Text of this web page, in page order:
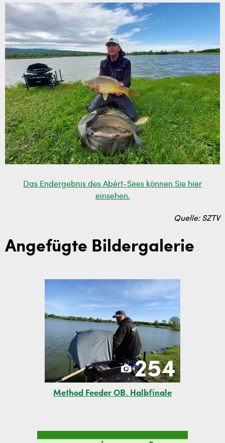
Das Endergebnis des Abért-Sees können Sie hier
einsehen.
Quelle: SZTV
Angefügte Bildergalerie
254
Method Feeder OB. Halbfinale